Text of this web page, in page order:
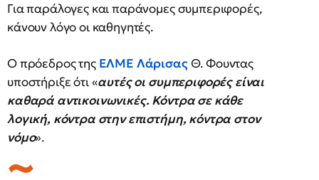
Για παράλογες και παράνομες συμπεριφορές,
κάνουν λόγο οι καθηγητές.
Ο πρόεδρος της ΕΛΜΕ ΛάρισαςΘ. Φουντας
υποστήριξε ότι «αυτές οι συμπεριφορές είναι
καθαρά αντικοινωνικές. Κόντρα σε κάθε
λογική, κόντρα στην επιστήμη, κόντρα στον
νόμο».